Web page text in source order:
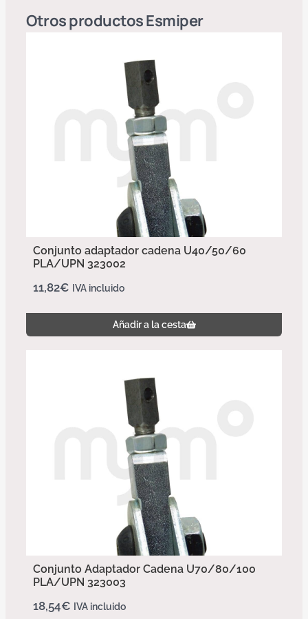
Otros productosEsmiper
Conjunto adaptador cadena U40/50/60
PLA/UPN 323002
11,82€ IVA incluido
Añadir a la cesta
Conjunto Adaptador Cadena U70/80/100
PLA/UPN 323003
18,54€ IVA incluido